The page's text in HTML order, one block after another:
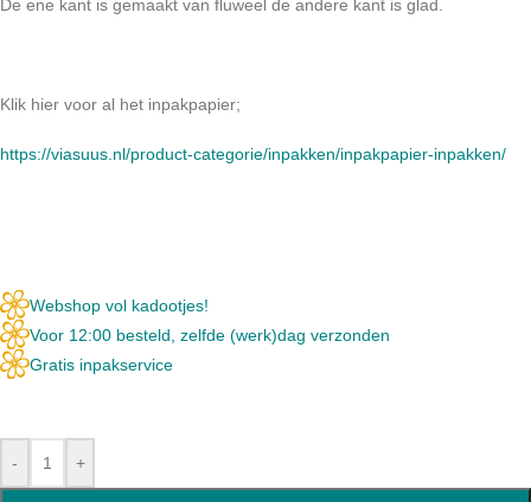
De ene kant is gemaakt van fluweel de andere kant is glad.
Klik hier voor al het inpakpapier;
https://viasuus.nl/product-categorie/inpakken/inpakpapier-inpakken/
Webshop vol kadootjes!
Voor 12:00 besteld, zelfde (werk)dag verzonden
Gratis inpakservice
- +